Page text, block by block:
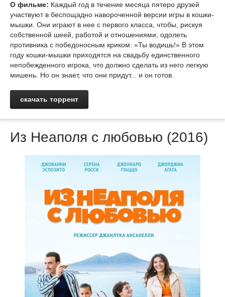
О фильме: Каждый год в течение месяца пятеро друзей
участвуют в беспощадно навороченной версии игры в кошки-
мышки. Они играют в нее с первого класса, чтобы, рискуя
собственной шеей, работой и отношениями, одолеть
противника с победоносным криком: «Ты водишь!» В этом
году кошки-мышки приходятся на свадьбу единственного
непобежденного игрока, что должно сделать из него легкую
мишень. Но он знает, что они придут... и он готов.
скачать торрент
Из Неаполя с любовью (2016)